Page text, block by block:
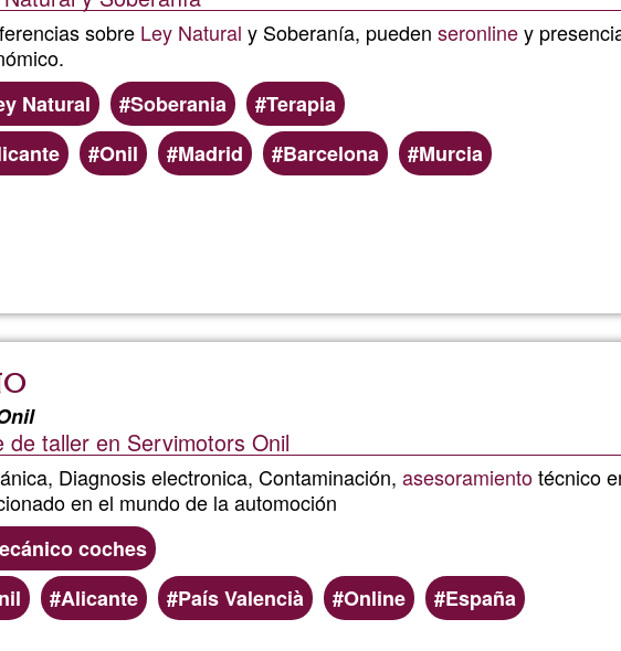
sobre Ley Natural y Soberanía, pueden seronliney
Natural
Soberania
Terapia
Onil Madrid Barcelona Murcia
de taller en Servimotors Onil
Diagnosis electronica, Contaminación, asesoramientotécnico
en el mundo de la automoción
coches
Alicante País Valencià Online España